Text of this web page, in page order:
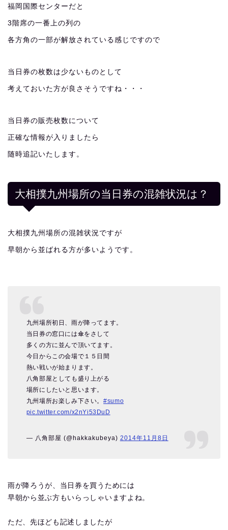
福岡国際センターだと
3階席の一番上の列の
各方角の一部が解放されている感じですので
当日券の枚数は少ないものとして
考えておいた方が良さそうですね・・・
当日券の販売枚数について
正確な情報が入りましたら
随時追記いたします。
大相撲九州場所の当日券の混雑状況は？
大相撲九州場所の混雑状況ですが
早朝から並ばれる方が多いようです。
九州場所初日、雨が降ってます。
当日券の窓口には傘をさして
多くの方に並んで頂いてます。
今日からこの会場で１５日間
熱い戦いが始まります。
八角部屋としても盛り上がる
場所にしたいと思います。
九州場所お楽しみ下さい。#sumo
pic.twitter.com/x2nYi53DuD
— 八角部屋 (@hakkakubeya) 2014年11月8日
雨が降ろうが、当日券を買うためには
早朝から並ぶ方もいらっしゃいますよね。
ただ、先ほども記述しましたが